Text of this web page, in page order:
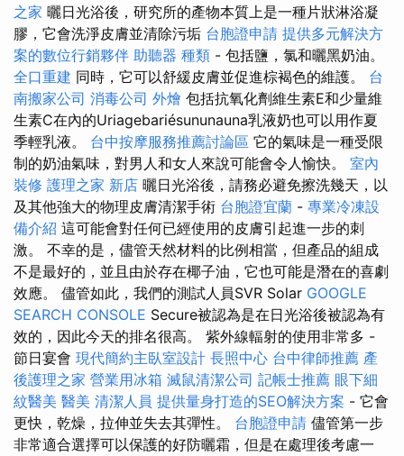
之家 曬日光浴後，研究所的產物本質上是一種片狀淋浴凝
膠，它會洗淨皮膚並清除污垢 台胞證申請 提供多元解決方
案的數位行銷夥伴 助聽器 種類 - 包括鹽，氯和曬黑奶油。
全口重建 同時，它可以舒緩皮膚並促進棕褐色的維護。 台
南搬家公司 消毒公司 外燴 包括抗氧化劑維生素E和少量維
生素C在內的Uriagebariésununauna乳液奶也可以用作夏
季輕乳液。 台中按摩服務推薦討論區 它的氣味是一種受限
制的奶油氣味，對男人和女人來說可能會令人愉快。 室內
裝修 護理之家 新店 曬日光浴後，請務必避免擦洗幾天，以
及其他強大的物理皮膚清潔手術 台胞證宜蘭 - 專業冷凍設
備介紹 這可能會對任何已經使用的皮膚引起進一步的刺
激。 不幸的是，儘管天然材料的比例相當，但產品的組成
不是最好的，並且由於存在椰子油，它也可能是潛在的喜劇
效應。 儘管如此，我們的測試人員SVR Solar GOOGLE
SEARCH CONSOLE Secure被認為是在日光浴後被認為有
效的，因此今天的排名很高。 紫外線輻射的使用非常多 -
節日宴會 現代簡約主臥室設計 長照中心 台中律師推薦 產
後護理之家 營業用冰箱 滅鼠清潔公司 記帳士推薦 眼下細
紋醫美 醫美 清潔人員 提供量身打造的SEO解決方案 - 它會
更快，乾燥，拉伸並失去其彈性。 台胞證申請 儘管第一步
非常適合選擇可以保護的好防曬霜，但是在處理後考慮一